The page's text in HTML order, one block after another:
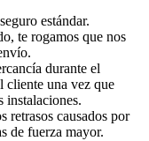
estándar.
te rogamos que nos
durante el
cliente una vez que
instalaciones.
retrasos causados por
de fuerza mayor.